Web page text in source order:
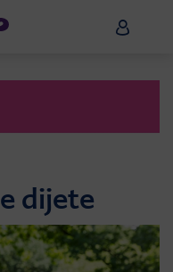
HiPP
dijete